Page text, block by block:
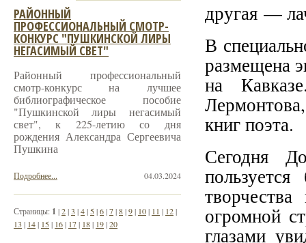
другая —
В
размещена
на
книг поэта.
Сегодня
огромной
глазами
РАЙОННЫЙ
ПРОФЕССИОНАЛЬНЫЙ СМОТР-
КОНКУРС "ПУШКИНСКОЙ ЛИРЫ
НЕГАСИМЫЙ СВЕТ"
Районный профессиональный
смотр-конкурс на лучшее
библиографическое пособие
"Пушкинской лиры негасимый
свет", к 225-летию со дня
рождения Александра Сергеевича
Пушкина
04.03.2024
Подробнее...
Страницы: 1 |2|3 |4| 5|6|7|8|9| 10| 11 | 12|
13 | 14| 15| 16| 17| 18| 19|20